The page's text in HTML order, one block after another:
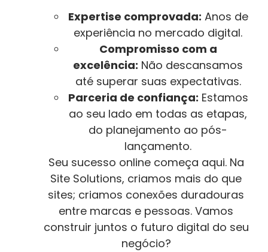
Expertise comprovada: Anos de
experiência no mercado digital.
Compromisso com a
excelência: Não descansamos
até superar suas expectativas.
Parceria de confiança: Estamos
ao seu lado em todas as etapas,
do planejamento ao pós-
lançamento.
Seu sucesso online começa aqui. Na
Site Solutions, criamos mais do que
sites; criamos conexões duradouras
entre marcas e pessoas. Vamos
construir juntos o futuro digital do seu
negócio?